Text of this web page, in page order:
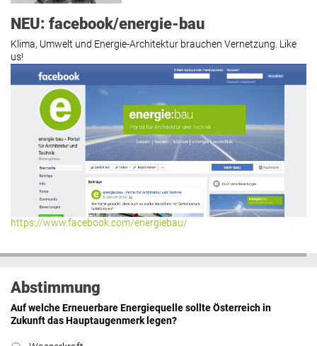
Roland Mösl: „Man wollte wohl
Kasse machen statt neue Produkte
erfinden.“ lesen
Hier geht’s zu allen Kommentaren
NEU: facebook/energie-bau
Klima, Umwelt und Energie-Architektur brauchen Vernetzung. Like
us!
https://www.facebook.com/energiebau/
Abstimmung
Auf welche Erneuerbare Energiequelle sollte Österreich in
Zukunft das Hauptaugenmerk legen?